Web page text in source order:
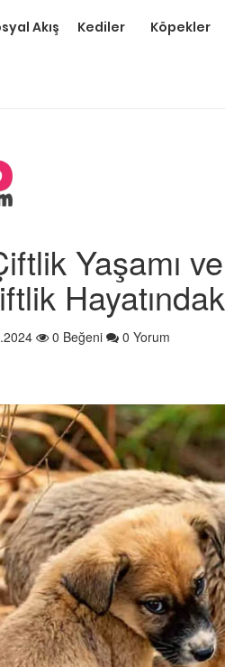
Akış Kediler Köpekler
Yaşamı
0 Beğeni 0 Yorum
İlgili Ünlü Sözler ve
Hayvan Barınakları
Hayvan Barınakları